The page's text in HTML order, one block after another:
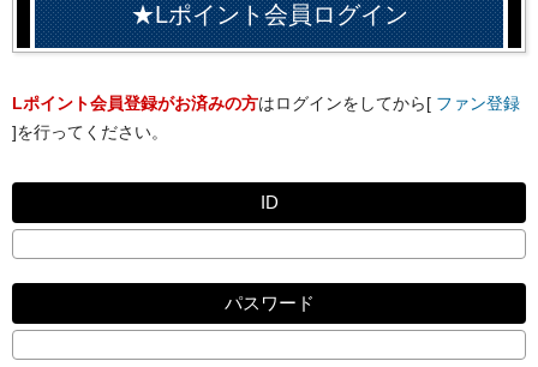
★Lポイント会員ログイン
Lポイント会員登録がお済みの方はログインをしてから[ ファン登録
]を行ってください。
ID
パスワード